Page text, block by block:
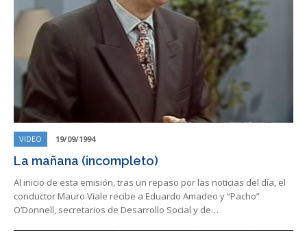
VIDEO 19/09/1994
La mañana (incompleto)
Al inicio de esta emisión, tras un repaso por las noticias del día, el
conductor Mauro Viale recibe a Eduardo Amadeo y “Pacho”
O’Donnell, secretarios de Desarrollo Social y de…